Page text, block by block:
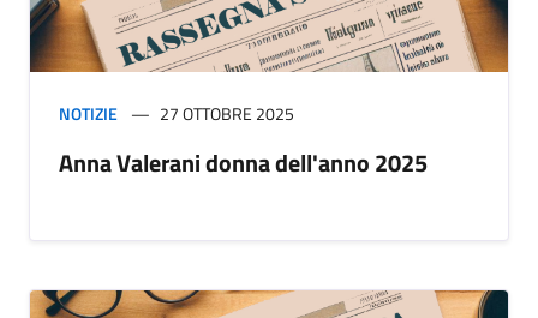
NOTIZIE 27 OTTOBRE 2025
Anna Valerani donna dell'anno 2025